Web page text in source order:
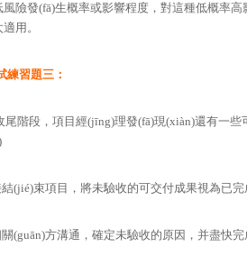
風險發(fā)生概率或影響程度，對這種低概率
用。
練習題三：
尾階段，項目經(jīng)理發(fā)現(xiàn)還有一
(jié)束項目，將未驗收的可交付成果視為已完
(guān)方溝通，確定未驗收的原因，并盡快